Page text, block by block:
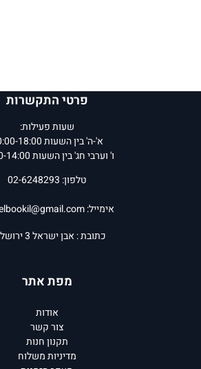
פרטי התקשרות
שעות פעילות:
א'-ה' בין השעות 10:00-18:00
ו' וערבי חג' בין השעות 10:00-14:00
טלפון: 02-6248293
אימייל:
כתובת : אבן ישראל 3 ירושלים.
מפת אתר
אודות
צור קשר
תקנון חנות
מדיניות משלוח